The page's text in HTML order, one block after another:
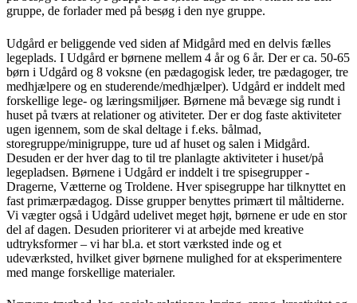
gruppe, de forlader med på besøg i den nye gruppe.
Udgård er beliggende ved siden af Midgård med en delvis fælles
legeplads. I Udgård er børnene mellem 4 år og 6 år. Der er ca. 50-65
børn i Udgård og 8 voksne (en pædagogisk leder, tre pædagoger, tre
medhjælpere og en studerende/medhjælper). Udgård er inddelt med
forskellige lege- og læringsmiljøer. Børnene må bevæge sig rundt i
huset på tværs at relationer og ativiteter. Der er dog faste aktiviteter
ugen igennem, som de skal deltage i f.eks. bålmad,
storegruppe/minigruppe, ture ud af huset og salen i Midgård.
Desuden er der hver dag to til tre planlagte aktiviteter i huset/på
legepladsen. Børnene i Udgård er inddelt i tre spisegrupper -
Dragerne, Vætterne og Troldene. Hver spisegruppe har tilknyttet en
fast primærpædagog. Disse grupper benyttes primært til måltiderne.
Vi vægter også i Udgård udelivet meget højt, børnene er ude en stor
del af dagen. Desuden prioriterer vi at arbejde med kreative
udtryksformer – vi har bl.a. et stort værksted inde og et
udeværksted, hvilket giver børnene mulighed for at eksperimentere
med mange forskellige materialer.